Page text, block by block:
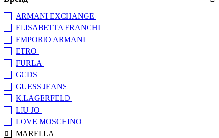
ARMANI EXCHANGE
ELISABETTA FRANCHI
EMPORIO ARMANI
ETRO
FURLA
GCDS
GUESS JEANS
K.LAGERFELD
LIU JO
LOVE MOSCHINO
MARELLA